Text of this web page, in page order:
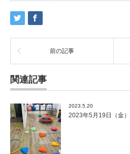
前の記事
関連記事
2023.5.20
2023年5月19日（金